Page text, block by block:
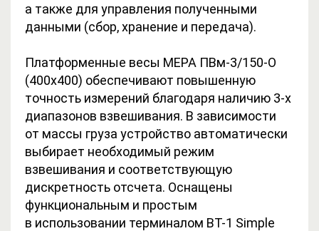
а также для управления полученными
данными (сбор, хранение и передача).
Платформенные весы МЕРА ПВм-3/150-О
(400х400) обеспечивают повышенную
точность измерений благодаря наличию 3-х
диапазонов взвешивания. В зависимости
от массы груза устройство автоматически
выбирает необходимый режим
взвешивания и соответствующую
дискретность отсчета. Оснащены
функциональным и простым
в использовании терминалом ВТ-1 Simple